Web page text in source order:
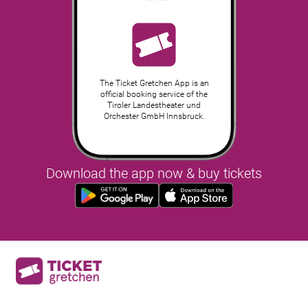
The Ticket Gretchen App is an
official booking service of the
Tiroler Landestheater und
Orchester GmbH Innsbruck.
Download the app now & buy tickets